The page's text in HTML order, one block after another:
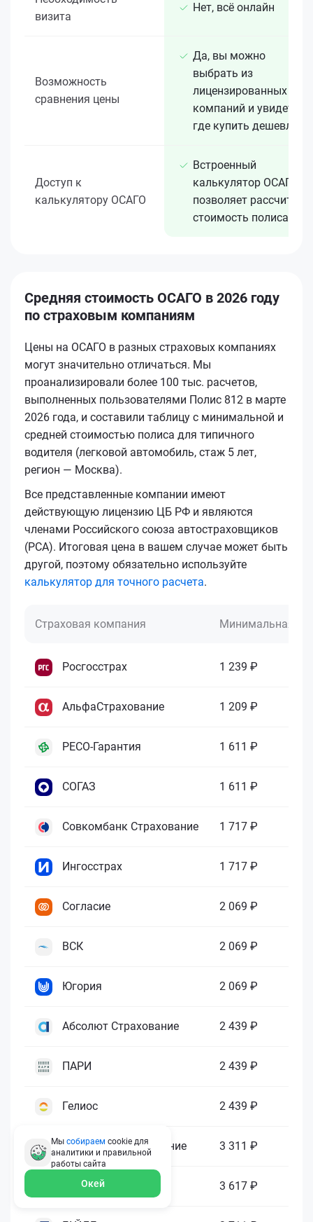
визита
Нет, всё онлайн
Возможность
сравнения цены
Да, вы можно
выбрать из
лицензированных 15+
компаний и увидеть,
где купить дешевле
Доступ к
калькулятору ОСАГО
Встроенный
калькулятор ОСАГО
позволяет рассчитать
стоимость полиса
Средняя стоимость ОСАГО в 2026 году
по страховым компаниям
Цены на ОСАГО в разных страховых компаниях
могут значительно отличаться. Мы
проанализировали более 100 тыс. расчетов,
выполненных пользователями Полис 812 в марте
2026 года, и составили таблицу с минимальной и
средней стоимостью полиса для типичного
водителя (легковой автомобиль, стаж 5 лет,
регион — Москва).
Все представленные компании имеют
действующую лицензию ЦБ РФ и являются
членами Российского союза автостраховщиков
(РСА). Итоговая цена в вашем случае может быть
другой, поэтому обязательно используйте
калькулятор для точного расчета.
Страховая компания Минимальная
Росгосстрах 1 239 ₽
АльфаСтрахование 1 209 ₽
РЕСО-Гарантия 1 611 ₽
СОГАЗ 1 611 ₽
Совкомбанк Страхование 1 717 ₽
Ингосстрах 1 717 ₽
Согласие 2 069 ₽
ВСК 2 069 ₽
Югория 2 069 ₽
Абсолют Страхование 2 439 ₽
ПАРИ 2 439 ₽
Гелиос 2 439 ₽
Ренессанс Страхование 3 311 ₽
Зетта Страхование 3 617 ₽
Мы собираем cookie для
аналитики и правильной
работы сайта
Окей